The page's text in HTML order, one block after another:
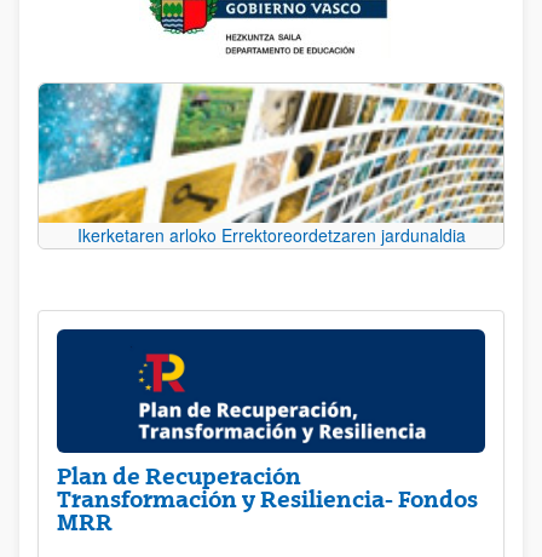
Ikerketaren arloko Errektoreordetzaren jardunaldia
Plan de Recuperación
Transformación y Resiliencia- Fondos
MRR